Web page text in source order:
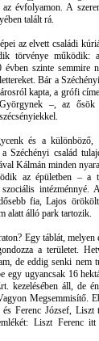
az évfolyamon. A
talált rá.
az elvett családi
törvénye működik:
szinte semmire
Bár a
kapta, a grófi
–, az
és a
Széchényi család
Kálmán minden
az épületben – a
fia, Lajos
alatt álló park tartozik.
Egy táblát,
a területet.
de eddig senki
egy ugyancsak 16
kezelésében áll, de
Megsemmisítő.
Ferenc József,
Liszt Ferenc